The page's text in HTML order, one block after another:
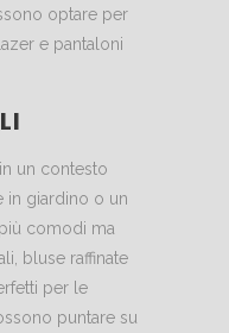
optare per
e pantaloni
un contesto
in giardino o un
comodi ma
bluse raffinate
per le
puntare su